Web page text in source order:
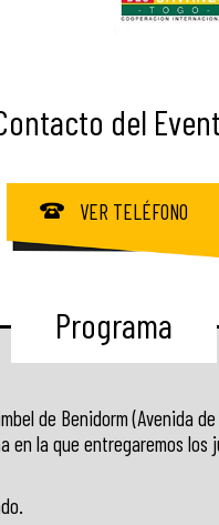
del
VER TELÉFONO
Programa
de Benidorm (Avenida
en la que entregaremos los